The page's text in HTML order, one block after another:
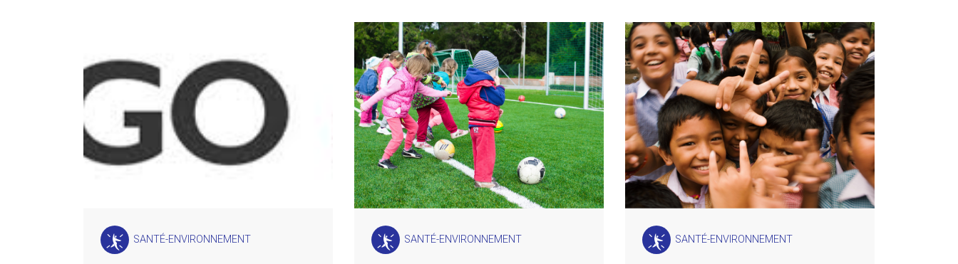
SANTÉ-ENVIRONNEMENT SANTÉ-ENVIRONNEMENT SANTÉ-ENVIRONNEMENT